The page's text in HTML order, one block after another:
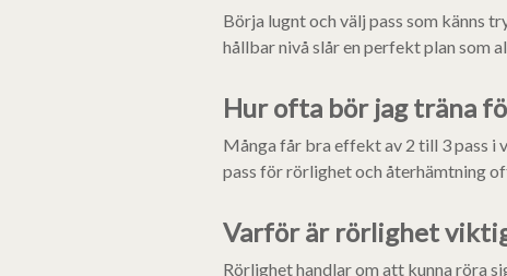
Börja lugnt och välj pass som känns
hållbar nivå slår en perfekt plan som
Hur ofta bör jag träna
Många får bra effekt av 2 till 3 pass i
pass för rörlighet och återhämtning
Varför är rörlighet
Rörlighet handlar om att kunna röra